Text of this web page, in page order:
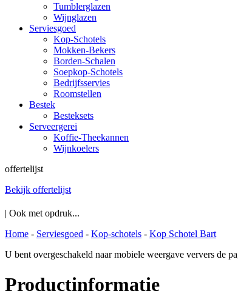
Tumblerglazen
Wijnglazen
Serviesgoed
Kop-Schotels
Mokken-Bekers
Borden-Schalen
Soepkop-Schotels
Bedrijfsservies
Roomstellen
Bestek
Besteksets
Serveergerei
Koffie-Theekannen
Wijnkoelers
offertelijst
Bekijk offertelijst
| Ook met opdruk...
Home - Serviesgoed - Kop-schotels - Kop Schotel Bart
U bent overgeschakeld naar mobiele weergave ververs de
Productinformatie